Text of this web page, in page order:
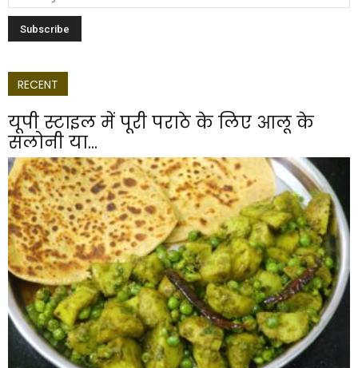
RECENT
यूपी स्टाइल में पूरी पराठे के लिए आलू के
सलोनी या...